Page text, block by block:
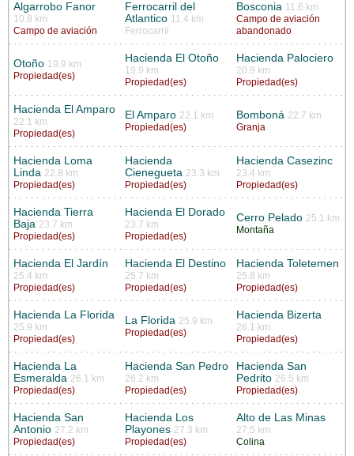
Algarrobo Fanor
10.8 km
Campo de aviación
Ferrocarril del
Atlantico 11.4 km
Ferrocarril
Bosconia 11.6 km
Campo de aviación
abandonado
Otoño 19.9 km
Propiedad(es)
Hacienda El Otoño
19.9 km
Propiedad(es)
Hacienda Palociero
20.9 km
Propiedad(es)
Hacienda El Amparo
22.1 km
Propiedad(es)
El Amparo 22.1 km
Propiedad(es)
Bomboná 22.7 km
Granja
Hacienda Loma
Linda 22.8 km
Propiedad(es)
Hacienda
Cienegueta 23.3 km
Propiedad(es)
Hacienda Casezinc
23.4 km
Propiedad(es)
Hacienda Tierra
Baja 23.7 km
Propiedad(es)
Hacienda El Dorado
23.7 km
Propiedad(es)
Cerro Pelado 25.1 km
Montaña
Hacienda El Jardín
25.4 km
Propiedad(es)
Hacienda El Destino
25.7 km
Propiedad(es)
Hacienda Toletemen
25.8 km
Propiedad(es)
Hacienda La Florida
25.9 km
Propiedad(es)
La Florida 25.9 km
Propiedad(es)
Hacienda Bizerta
26.1 km
Propiedad(es)
Hacienda La
Esmeralda 26.1 km
Propiedad(es)
Hacienda San Pedro
26.2 km
Propiedad(es)
Hacienda San
Pedrito 26.5 km
Propiedad(es)
Hacienda San
Antonio 27.2 km
Propiedad(es)
Hacienda Los
Playones 27.3 km
Propiedad(es)
Alto de Las Minas
27.5 km
Colina